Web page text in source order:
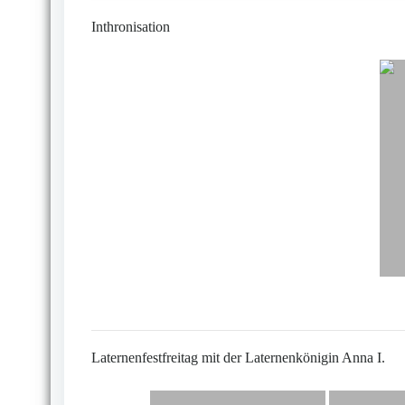
Inthronisation
Laternenfestfreitag mit der Laternenkönigin Anna I.